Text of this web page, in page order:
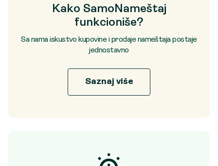
Kako SamoNameštaj
funkcioniše?
Sa nama iskustvo kupovine i prodaje nameštaja postaje
jednostavno
Saznaj više